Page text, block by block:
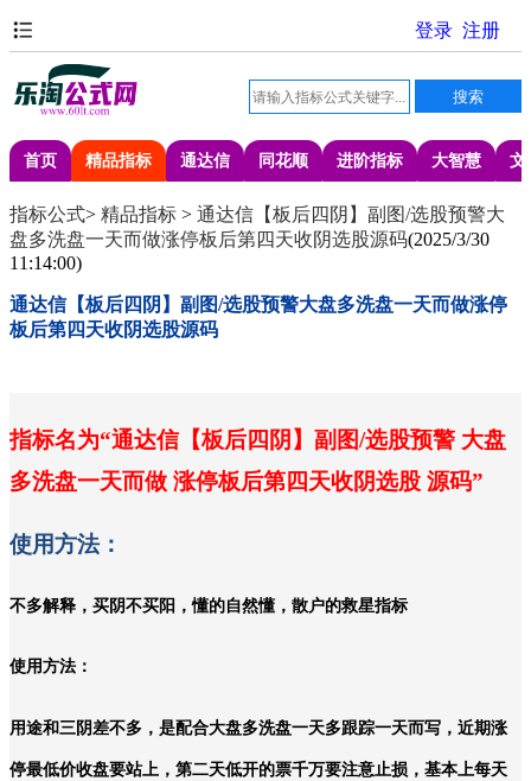
首页 精品指标 通达信 同花顺 进阶指标 大智慧 文
指标公式> 精品指标 > 通达信【板后四阴】副图/选股预警大
盘多洗盘一天而做涨停板后第四天收阴选股源码(2025/3/30
11:14:00)
通达信【板后四阴】副图/选股预警大盘多洗盘一天而做涨停
板后第四天收阴选股源码
指标名为“通达信【板后四阴】副图/选股预警 大盘
多洗盘一天而做 涨停板后第四天收阴选股 源码”
使用方法：
不多解释，买阴不买阳，懂的自然懂，散户的救星指标
使用方法：
用途和三阴差不多，是配合大盘多洗盘一天多跟踪一天而写，近期涨
停最低价收盘要站上，第二天低开的票千万要注意止损，基本上每天